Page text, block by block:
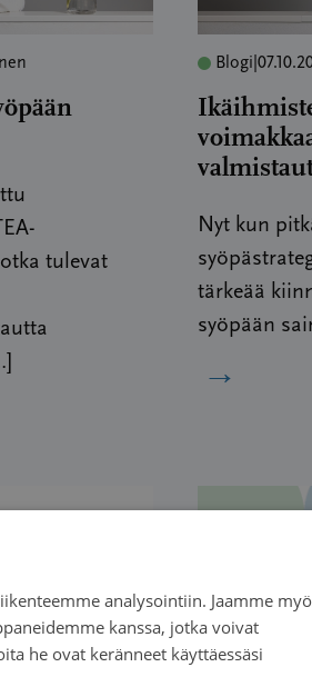
tulevat
Blogi |
Nyt kun
tärkeää
syöpään
→
analysointiin. Jaamme
kanssa, jotka voivat
he ovat keränneet käyttäessäsi